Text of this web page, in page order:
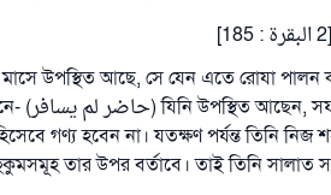
উপস্থিত আছে, সে যেন এতে রোযা পালন
গণ্য হবেন না। যতক্ষণ পর্যন্ত তিনি নিজ
তার উপর বর্তাবে। তাই তিনি সালাত